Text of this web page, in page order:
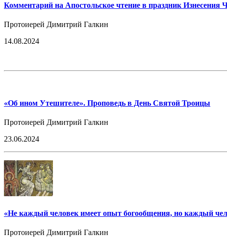
Комментарий на Апостольское чтение в праздник
Протоиерей Димитрий Галкин
14.08.2024
«Об ином Утешителе». Проповедь в День Святой Троицы
Протоиерей Димитрий Галкин
23.06.2024
«Не каждый человек имеет опыт богообщения, но каждый
Протоиерей Димитрий Галкин